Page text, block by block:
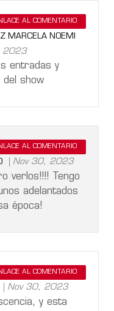
AL COMENTARIO
MARCELA NOEMI
2023
entradas y
show
AL COMENTARIO
Nov 30, 2023
verlos!!!! Tengo
adelantados
época!
AL COMENTARIO
Nov 30, 2023
y esta